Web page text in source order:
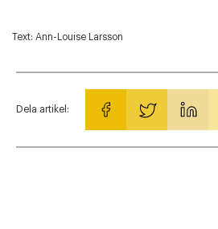
Text: Ann-Louise Larsson
Dela artikel: